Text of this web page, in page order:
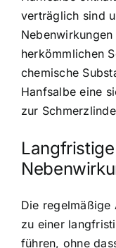
verträglich sind
herkömmlichen
chemische
Hanfsalbe eine
zur
Die regelmäßige
zu einer
führen, ohne